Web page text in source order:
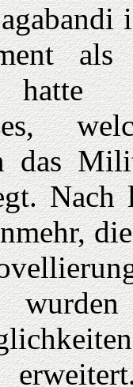
als
das
Nach